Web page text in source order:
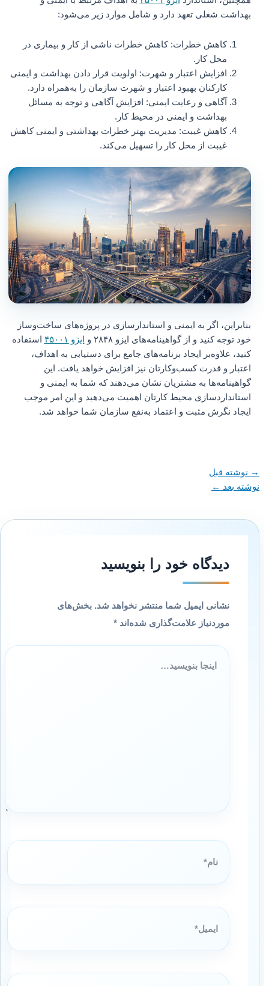
بهداشت شغلی تعهد دارد و شامل موارد زیر می‌شود:
کاهش خطرات: کاهش خطرات ناشی از کار و بیماری در
محل کار.
افزایش اعتبار و شهرت: اولویت قرار دادن بهداشت و ایمنی
کارکنان بهبود اعتبار و شهرت سازمان را به‌همراه دارد.
آگاهی و رعایت ایمنی: افزایش آگاهی و توجه به مسائل
بهداشت و ایمنی در محیط کار.
کاهش غیبت: مدیریت بهتر خطرات بهداشتی و ایمنی کاهش
غیبت از محل کار را تسهیل می‌کند.
بنابراین، اگر به ایمنی و استاندارسازی در پروژه‌های ساخت‌وساز
خود توجه کنید و از گواهینامه‌های ایزو ۲۸۴۸ و
ایزو ۴۵۰۰۱
استفاده
کنید، علاوه‌بر ایجاد برنامه‌های جامع برای دستیابی به اهداف،
اعتبار و قدرت کسب‌وکارتان نیز افزایش خواهد یافت. این
گواهینامه‌ها به مشتریان نشان می‌دهند که شما به ایمنی و
استانداردسازی محیط کارتان اهمیت می‌دهید و این امر موجب
ایجاد نگرش مثبت و اعتماد به‌نفع سازمان شما خواهد شد.
→نوشته قبل
نوشته بعد←
دیدگاه‌ خود را بنویسید
نشانی ایمیل شما منتشر نخواهد شد. بخش‌های
موردنیاز علامت‌گذاری شده‌اند*
اینجا
بنویسید…
نام*
ایمیل*
وبگاه